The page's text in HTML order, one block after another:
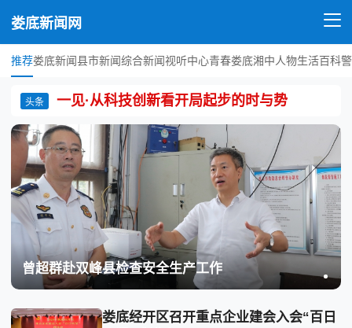
娄底新闻网
推荐娄底新闻县市新闻综合新闻视听中心青春娄底湘中人物生活百科
头条 一见·从科技创新看开局起步的时与势
曾超群赴双峰县检查安全生产工作
娄底经开区召开重点企业建会入会“百日